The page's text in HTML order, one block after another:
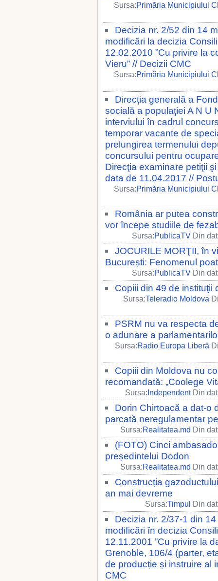
Sursa:Primăria Municipiului
Decizia nr. 2/52 din 14
modificări la decizia
12.02.2010 ”Cu privire la
Vieru” // Decizii CMC
Sursa:Primăria Municipiului
Direcţia generală a
socială a populaţiei A N U
interviului în cadrul
temporar vacante de
prelungirea termenului
concursului pentru
Direcţia examinare petiţii
data de 11.04.2017 //
Sursa:Primăria Municipiului
România ar putea
vor începe studiile de
Sursa:PublicaTV Din
JOCURILE MORŢII, în
București: Fenomenul
Sursa:PublicaTV Din
Copiii din 49 de instituţii
Sursa:Teleradio Moldova
PSRM nu va respecta
o adunare a
Sursa:Radio Europa Liberă
Copiii din Moldova nu
recomandată: „Coolege
Sursa:IndependentDin
Dorin Chirtoacă a dat-o
parcată neregulamentar
Sursa:Realitatea.md Din
(FOTO) Cinci
președintelui Dodon
Sursa:Realitatea.md Din
Construcția
an mai devreme
Sursa:Timpul Din
Decizia nr. 2/37-1 din
modificări în decizia
12.11.2001 ”Cu privire la
Grenoble, 106/4 (parter,
de producție și instruire al
CMC